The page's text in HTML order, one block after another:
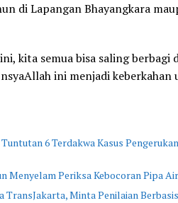
di Lapangan Bhayangkara
kita semua bisa saling berbagi
ini menjadi
6 Terdakwa Kasus
Menyelam Periksa Kebocoran Pipa
TransJakarta, Minta Penilaian